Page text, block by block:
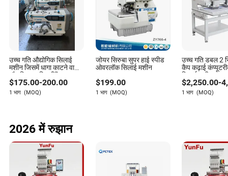
उच्च गति औद्योगिक सिलाई
मशीन जिसमें धागा काटने वाला
और क्लिप सुविधाएँ हैं।
$175.00-200.00
1 भाग (MOQ)
जोयर सिरुबा सुपर हाई स्पीड
ओवरलॉक सिलाई मशीन
$199.00
1 भाग (MOQ)
उच्च गति डबल 2
कैप कढ़ाई
सिलाई मशीन
$2,250.00-
1 भाग (MOQ)
2026 में रुझान